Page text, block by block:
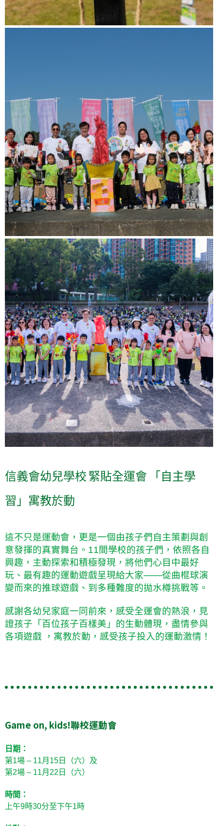
信義會幼兒學校 緊貼全運會 「自主學
習」寓教於動
這不只是運動會，更是一個由孩子們自主策劃與創
意發揮的真實舞台。11間學校的孩子們，依照各自
興趣，主動探索和積極發現，將他們心目中最好
玩、最有趣的運動遊戲呈現給大家——從曲棍球演
變而來的推球遊戲、到多種難度的拋水樽挑戰等。
感謝各幼兒家庭一同前來，感受全運會的熱浪，見
證孩子「百位孩子百樣美」的生動體現，盡情參與
各項遊戲 ，寓教於動，感受孩子投入的運動激情！
Game on, kids!聯校運動會
日期：
第1場 – 11月15日（六）及
第2場 – 11月22日（六）
時間：
上午9時30分至下午1時